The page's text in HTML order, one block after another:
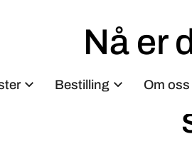
Bestilling Om oss
Nå er